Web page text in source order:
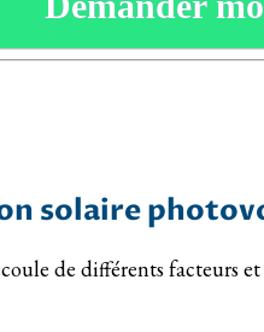
solaire
de différents facteurs